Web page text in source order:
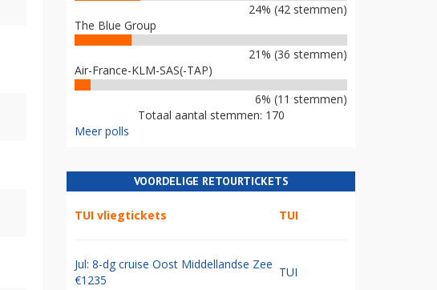
24% (42 stemmen)
The Blue Group
21% (36 stemmen)
Air-France-KLM-SAS(-TAP)
6% (11 stemmen)
Totaal aantal stemmen: 170
Meer polls
VOORDELIGE RETOURTICKETS
TUI vliegtickets TUI
Jul: 8-dg cruise Oost Middellandse Zee
€1235
TUI